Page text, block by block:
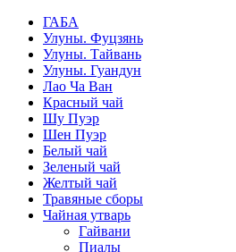
ГАБА
Улуны. Фуцзянь
Улуны. Тайвань
Улуны. Гуандун
Лао Ча Ван
Красный чай
Шу Пуэр
Шен Пуэр
Белый чай
Зеленый чай
Желтый чай
Травяные сборы
Чайная утварь
Гайвани
Пиалы